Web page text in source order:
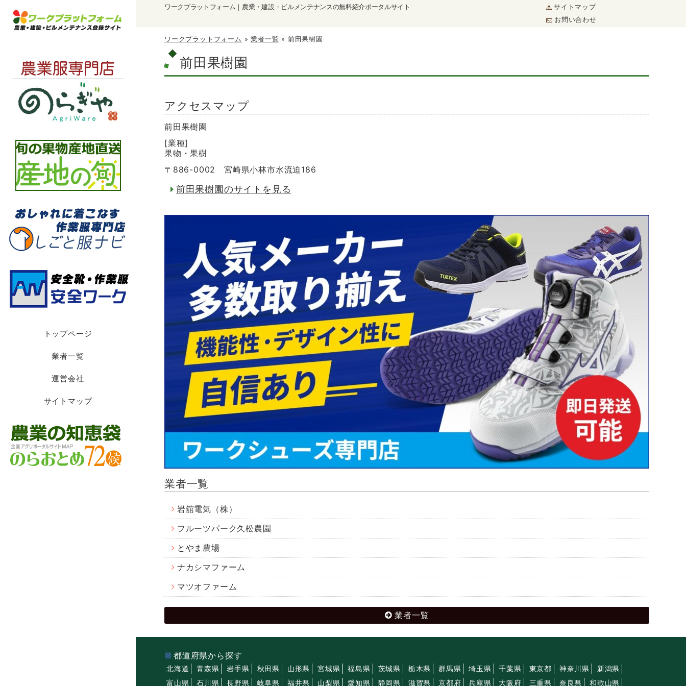
ワークプラットフォーム｜農業・建設・ビルメンテナンスの無料紹介ポータルサイト
サイトマップ
お問い合わせ
トップページ
業者一覧
運営会社
サイトマップ
ワークプラットフォーム »業者一覧 » 前田果樹園
前田果樹園
アクセスマップ
前田果樹園
[業種]
果物・果樹
〒886-0002 宮崎県小林市水流迫186
前田果樹園のサイトを見る
業者一覧
岩舘電気（株）
フルーツパーク久松農園
とやま農場
ナカシマファーム
マツオファーム
業者一覧
都道府県から探す
北海道 青森県 岩手県 秋田県 山形県 宮城県 福島県 茨城県 栃木県 群馬県 埼玉県 千葉県 東京都 神奈川県
新潟県
富山県
石川県 長野県 岐阜県 福井県 山梨県 愛知県 静岡県 滋賀県 京都府 兵庫県 大阪府 三重県 奈良県 和歌山県